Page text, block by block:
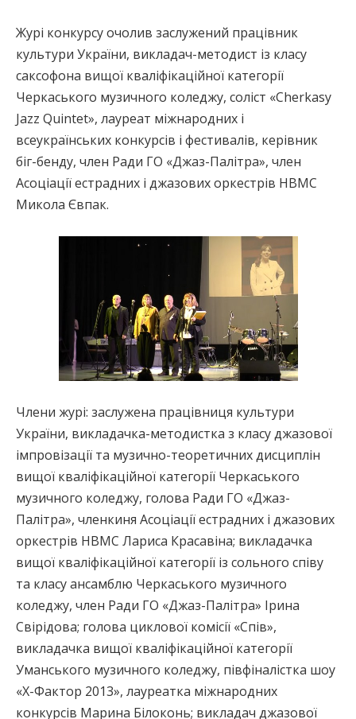
Журі конкурсу очолив заслужений працівник
культури України, викладач-методист із класу
саксофона вищої кваліфікаційної категорії
Черкаського музичного коледжу, соліст «Cherkasy
Jazz Quintet», лауреат міжнародних і
всеукраїнських конкурсів і фестивалів, керівник
біг-бенду, член Ради ГО «Джаз-Палітра», член
Асоціації естрадних і джазових оркестрів НВМС
Микола Євпак.
Члени журі: заслужена працівниця культури
України, викладачка-методистка з класу джазової
імпровізації та музично-теоретичних дисциплін
вищої кваліфікаційної категорії Черкаського
музичного коледжу, голова Ради ГО «Джаз-
Палітра», членкиня Асоціації естрадних і джазових
оркестрів НВМС Лариса Красавіна; викладачка
вищої кваліфікаційної категорії із сольного співу
та класу ансамблю Черкаського музичного
коледжу, член Ради ГО «Джаз-Палітра» Ірина
Свірідова; голова циклової комісії «Спів»,
викладачка вищої кваліфікаційної категорії
Уманського музичного коледжу, півфіналістка шоу
«Х-Фактор 2013», лауреатка міжнародних
конкурсів Марина Білоконь; викладач джазової